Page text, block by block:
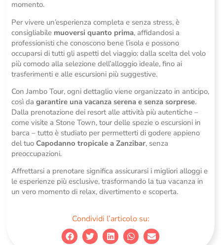
momento.
Per vivere un’esperienza completa e senza stress, è
consigliabile muoversi quanto prima, affidandosi a
professionisti che conoscono bene l’isola e possono
occuparsi di tutti gli aspetti del viaggio: dalla scelta del volo
più comodo alla selezione dell’alloggio ideale, fino ai
trasferimenti e alle escursioni più suggestive.
Con Jambo Tour, ogni dettaglio viene organizzato in anticipo,
così da garantire una vacanza serena e senza sorprese.
Dalla prenotazione dei resort alle attività più autentiche –
come visite a Stone Town, tour delle spezie o escursioni in
barca – tutto è studiato per permetterti di godere appieno
del tuo Capodanno tropicale a Zanzibar, senza
preoccupazioni.
Affrettarsi a prenotare significa assicurarsi i migliori alloggi e
le esperienze più esclusive, trasformando la tua vacanza in
un vero momento di relax, divertimento e scoperta.
Condividi l’articolo su: